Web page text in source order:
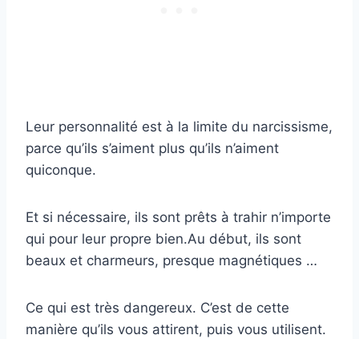
Leur personnalité est à la limite du narcissisme,
parce qu’ils s’aiment plus qu’ils n’aiment
quiconque.
Et si nécessaire, ils sont prêts à trahir n’importe
qui pour leur propre bien.Au début, ils sont
beaux et charmeurs, presque magnétiques …
Ce qui est très dangereux. C’est de cette
manière qu’ils vous attirent, puis vous utilisent.